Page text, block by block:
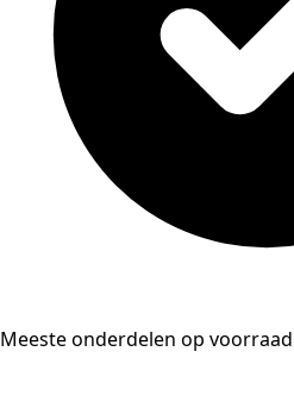
Meeste onderdelen op voorraad